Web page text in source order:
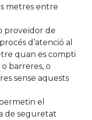
metres entre
proveïdor de
d’atenció al
quan es compti
barreres, o
sense aquests
el
de seguretat